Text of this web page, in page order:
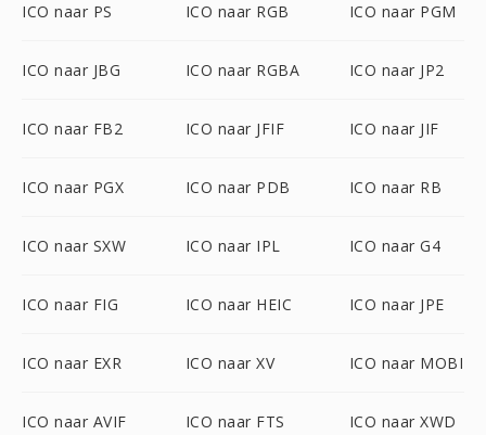
ICO naar PS ICO naar RGB ICO naar PGM
ICO naar JBG ICO naar RGBA ICO naar JP2
ICO naar FB2 ICO naar JFIF ICO naar JIF
ICO naar PGX ICO naar PDB ICO naar RB
ICO naar SXW ICO naar IPL ICO naar G4
ICO naar FIG ICO naar HEIC ICO naar JPE
ICO naar EXR ICO naar XV ICO naar MOBI
ICO naar AVIF ICO naar FTS ICO naar XWD